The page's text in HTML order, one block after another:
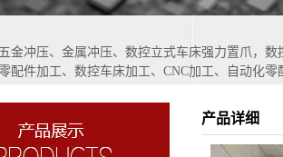
金冲压、金属冲压、数控立式车床强力置爪，
配件加工、数控车床加工、CNC加工、自动化零
产品详细